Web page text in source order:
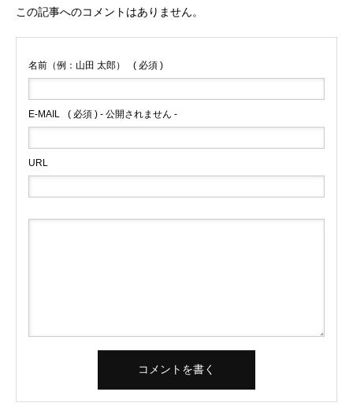
この記事へのコメントはありません。
名前（例：山田 太郎） ( 必須 )
E-MAIL ( 必須 ) - 公開されません -
URL